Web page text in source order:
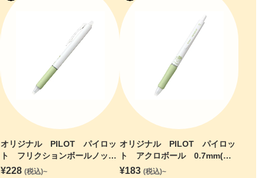
オリジナル PILOT パイロッ
ト フリクションボールノッ
ク 0.5mm(バイオマスプラス
¥228 (税込)~
オリジナル PILOT パイロッ
ト アクロボール 0.7mm(バ
イオマスプラスチック)【印刷
¥183 (税込)~